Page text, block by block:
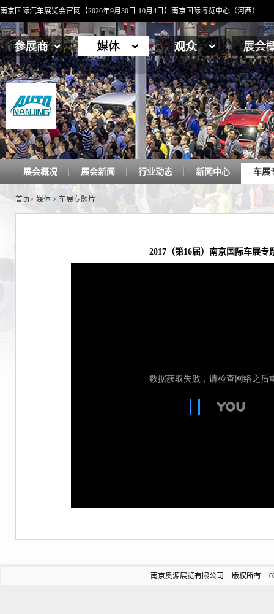
南京国际汽车展览会官网【2026年9月30日-10月4日】南京国际博览中心（河西）
展会概况 展会新闻 行业动态 新闻中心 车展
首页> 媒体 > 车展专题片
2017（第16届）南京国际车展专
南京奥源展览有限公司 版权所有